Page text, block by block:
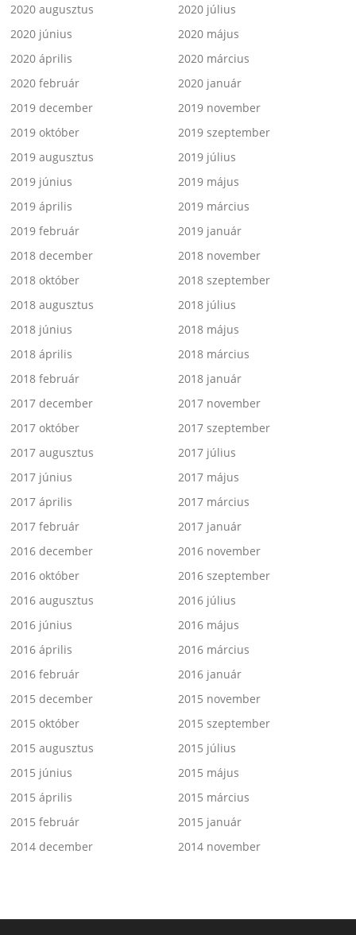
2020 augusztus
2020 július
2020 június
2020 május
2020 április
2020 március
2020 február
2020 január
2019 december
2019 november
2019 október
2019 szeptember
2019 augusztus
2019 július
2019 június
2019 május
2019 április
2019 március
2019 február
2019 január
2018 december
2018 november
2018 október
2018 szeptember
2018 augusztus
2018 július
2018 június
2018 május
2018 április
2018 március
2018 február
2018 január
2017 december
2017 november
2017 október
2017 szeptember
2017 augusztus
2017 július
2017 június
2017 május
2017 április
2017 március
2017 február
2017 január
2016 december
2016 november
2016 október
2016 szeptember
2016 augusztus
2016 július
2016 június
2016 május
2016 április
2016 március
2016 február
2016 január
2015 december
2015 november
2015 október
2015 szeptember
2015 augusztus
2015 július
2015 június
2015 május
2015 április
2015 március
2015 február
2015 január
2014 december
2014 november